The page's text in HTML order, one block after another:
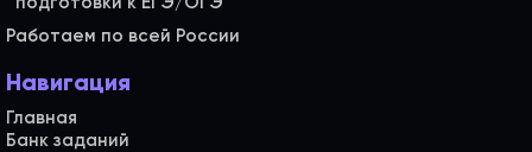
Работаем по всей России
Навигация
Главная
Банк заданий